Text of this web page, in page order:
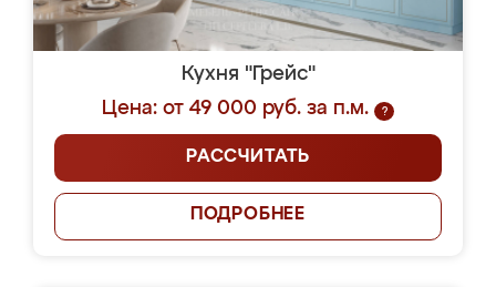
Кухня "Грейс"
Цена: от 49 000 руб. за п.м.
?
РАССЧИТАТЬ
ПОДРОБНЕЕ